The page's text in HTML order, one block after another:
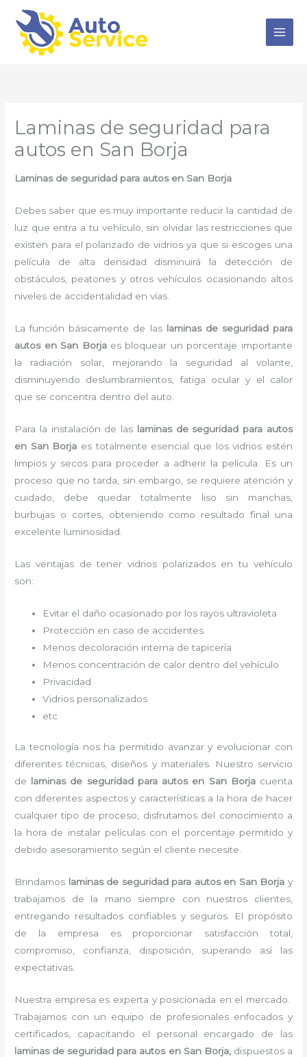
contenido
Laminas de seguridad para
autos en San Borja
Laminas de seguridad para autos en San Borja
Debes saber que es muy importante reducir la cantidad de
luz que entra a tu vehículo, sin olvidar las restricciones que
existen para el polarizado de vidrios ya que si escoges una
película de alta densidad disminuirá la detección de
obstáculos, peatones y otros vehículos ocasionando altos
niveles de accidentalidad en vías.
La función básicamente de las laminas de seguridad para
autos en San Borja es bloquear un porcentaje importante
la radiación solar, mejorando la seguridad al volante,
disminuyendo deslumbramientos, fatiga ocular y el calor
que se concentra dentro del auto.
Para la instalación de las laminas de seguridad para autos
en San Borja es totalmente esencial que los vidrios estén
limpios y secos para proceder a adherir la película. Es un
proceso que no tarda, sin embargo, se requiere atención y
cuidado, debe quedar totalmente liso sin manchas,
burbujas o cortes, obteniendo como resultado final una
excelente luminosidad.
Las ventajas de tener vidrios polarizados en tu vehículo
son:
Evitar el daño ocasionado por los rayos ultravioleta
Protección en caso de accidentes
Menos decoloración interna de tapicería
Menos concentración de calor dentro del vehículo
Privacidad
Vidrios personalizados
etc
La tecnología nos ha permitido avanzar y evolucionar con
diferentes técnicas, diseños y materiales. Nuestro servicio
de laminas de seguridad para autos en San Borjacuenta
con diferentes aspectos y características a la hora de hacer
cualquier tipo de proceso, disfrutamos del conocimiento a
la hora de instalar películas con el porcentaje permitido y
debido asesoramiento según el cliente necesite.
Brindamos laminas de seguridad para autos en San Borja y
trabajamos de la mano siempre con nuestros clientes,
entregando resultados confiables y seguros. El propósito
de la empresa es proporcionar satisfacción total,
compromiso, confianza, disposición, superando así las
expectativas.
Nuestra empresa es experta y posicionada en el mercado.
Trabajamos con un equipo de profesionales enfocados y
certificados, capacitando el personal encargado de las
laminas de seguridad para autos en San Borja, dispuestos a